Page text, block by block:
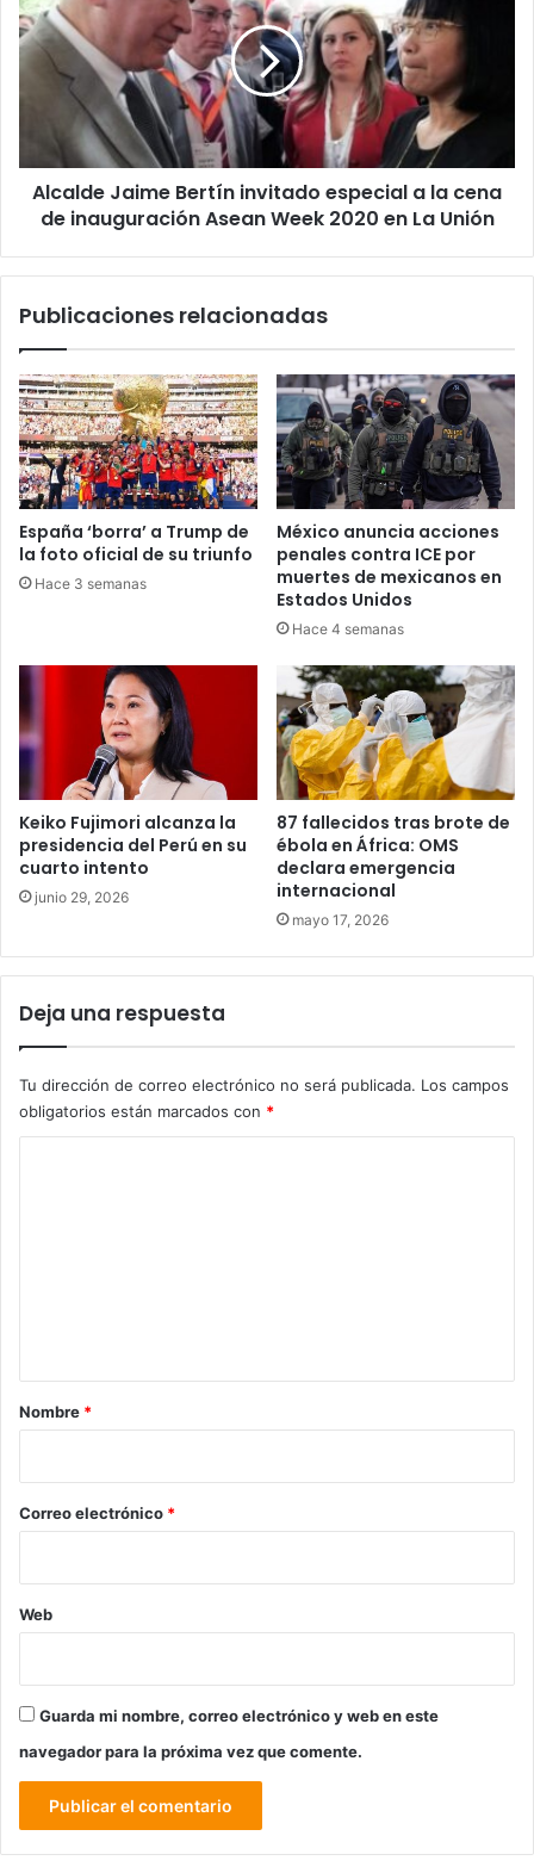
Bertín
invitado
especial
de
inauguración
Asean
La
Alcalde Jaime Bertín invitado especial a la cena
de inauguración Asean Week 2020 en La Unión
Publicaciones relacionadas
España ‘borra’ a Trump de
la foto oficial de su triunfo
Hace 3 semanas
México anuncia acciones
penales contra ICE por
muertes de mexicanos en
Estados Unidos
Hace 4 semanas
Keiko Fujimori alcanza la
presidencia del Perú en su
cuarto intento
junio 29, 2026
87 fallecidos tras brote de
ébola en África: OMS
declara emergencia
internacional
mayo 17, 2026
Deja una respuesta
Tu dirección de correo electrónico no será publicada. Los campos
obligatorios están marcados con *
r
*
Nombre *
Correo electrónico *
Web
Guarda mi nombre, correo electrónico y web en este
navegador para la próxima vez que comente.